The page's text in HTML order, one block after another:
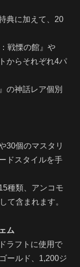
典に加えて、20
戦慄の館』や
からそれぞれ4パ
の神話レア個別
30個のマスタリ
ドスタイルを手
種類、アンコモ
て含まれます。
ム
ラフトに使用で
ールド、1,200ジ